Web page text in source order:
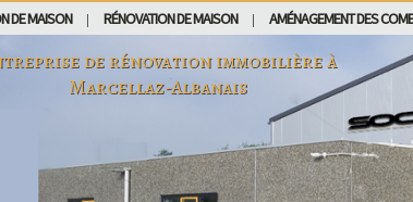
DE MAISON RÉNOVATION DE MAISON AMÉNAGEMENT DES
de rénovation immobilière à
Marcellaz-Albanais